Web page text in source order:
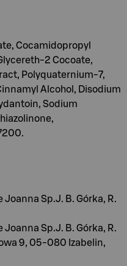
Cocamidopropyl
2 Cocoate,
Polyquaternium-7,
Alcohol, Disodium
Sodium
Sp.J. B. Górka, R.
Sp.J. B. Górka, R.
9, 05-080 Izabelin,